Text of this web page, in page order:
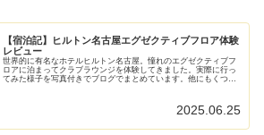
【宿泊記】ヒルトン名古屋エグゼクティブフロア体験
レビュー
世界的に有名なホテルヒルトン名古屋。憧れのエグゼクティブフ
ロアに泊まってクラブラウンジを体験してきました。実際に行っ
てみた様子を写真付きでブログでまとめています。他にもくつろ
2025.06.25